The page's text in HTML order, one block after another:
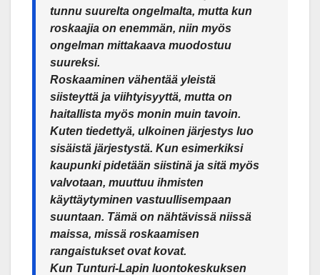
tunnu suurelta ongelmalta, mutta kun
roskaajia on enemmän, niin myös
ongelman mittakaava muodostuu
suureksi.
Roskaaminen vähentää yleistä
siisteyttä ja viihtyisyyttä, mutta on
haitallista myös monin muin tavoin.
Kuten tiedettyä, ulkoinen järjestys luo
sisäistä järjestystä. Kun esimerkiksi
kaupunki pidetään siistinä ja sitä myös
valvotaan, muuttuu ihmisten
käyttäytyminen vastuullisempaan
suuntaan. Tämä on nähtävissä niissä
maissa, missä roskaamisen
rangaistukset ovat kovat.
Kun Tunturi-Lapin luontokeskuksen